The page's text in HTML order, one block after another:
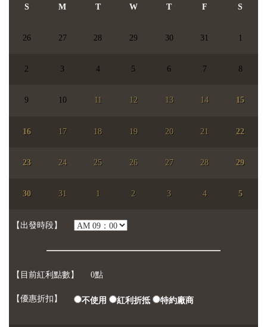
【出發時段】
【目前紅利點數】 0點
【優惠折扣】 不使用 紅利折抵 特約廠商
S M T W T F S
26 27 28 29 30 31 1
2 3 4 5 6 7 8
9 10 11 12 13 14 15
16 17 18 19 20 21 22
23 24 25 26 27 28 29
30 31 1 2 3 4 5